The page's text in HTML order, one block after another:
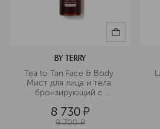
BY TERRY
Tea to Tan Face & Body
Мист для лица и тела
бронзирующий с
8 730 ¤
9 700 ¤